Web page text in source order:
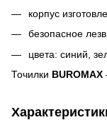
корпус
безопасное
цвета: синий,
Точилки BUROMAX